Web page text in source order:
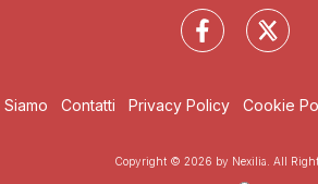
Siamo Contatti Privacy Policy Cookie
Copyright © 2026 by Nexilia. All